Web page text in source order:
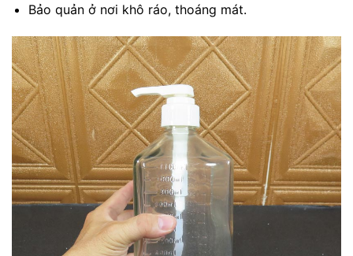
Bảo quản ở nơi khô ráo, thoáng mát.